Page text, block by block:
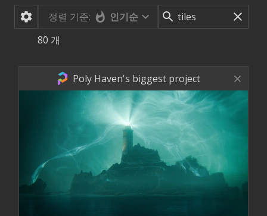
정렬 기준:
인기순
80 개
Poly Haven's biggest project